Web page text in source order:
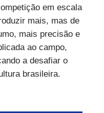
em escala
mais, mas de
mais precisão e
ao campo,
a desafiar o
brasileira.